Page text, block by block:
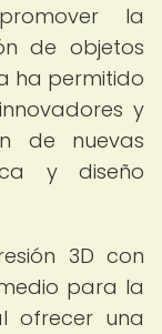
la
de objetos
ha permitido
y
de nuevas
y diseño
3D con
para la
ofrecer una